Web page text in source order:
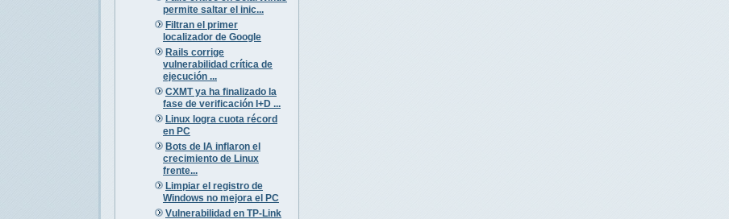
permite saltar el inic...
Filtran el primer
localizador de Google
Rails corrige
vulnerabilidad crítica de
ejecución ...
CXMT ya ha finalizado la
fase de verificación I+D ...
Linux logra cuota récord
en PC
Bots de IA inflaron el
crecimiento de Linux
frente...
Limpiar el registro de
Windows no mejora el PC
Vulnerabilidad en TP-Link